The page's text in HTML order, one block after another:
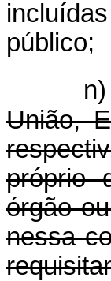
público;
União,
próprio
órgão
nessa